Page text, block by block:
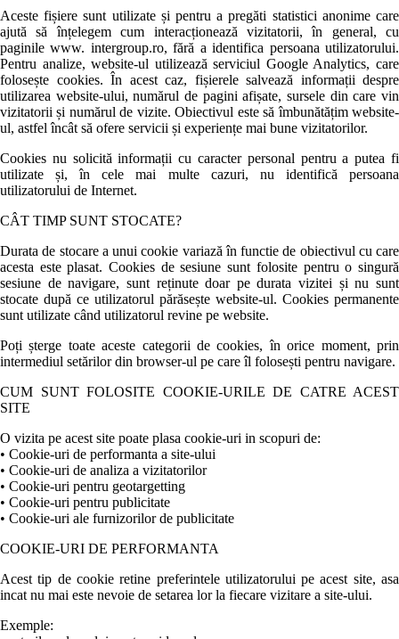
Aceste fișiere sunt utilizate și pentru a pregăti statistici anonime care
ajută să înțelegem cum interacționează vizitatorii, în general, cu
paginile www. intergroup.ro, fără a identifica persoana utilizatorului.
Pentru analize, website-ul utilizează serviciul Google Analytics, care
folosește cookies. În acest caz, fișierele salvează informații despre
utilizarea website-ului, numărul de pagini afișate, sursele din care vin
vizitatorii și numărul de vizite. Obiectivul este să îmbunătățim website-
ul, astfel încât să ofere servicii și experiențe mai bune vizitatorilor.
Cookies nu solicită informații cu caracter personal pentru a putea fi
utilizate și, în cele mai multe cazuri, nu identifică persoana
utilizatorului de Internet.
CÂT TIMP SUNT STOCATE?
Durata de stocare a unui cookie variază în functie de obiectivul cu care
acesta este plasat. Cookies de sesiune sunt folosite pentru o singură
sesiune de navigare, sunt reținute doar pe durata vizitei și nu sunt
stocate după ce utilizatorul părăsește website-ul. Cookies permanente
sunt utilizate când utilizatorul revine pe website.
Poți șterge toate aceste categorii de cookies, în orice moment, prin
intermediul setărilor din browser-ul pe care îl folosești pentru navigare.
CUM SUNT FOLOSITE COOKIE-URILE DE CATRE ACEST
SITE
O vizita pe acest site poate plasa cookie-uri in scopuri de:
• Cookie-uri de performanta a site-ului
• Cookie-uri de analiza a vizitatorilor
• Cookie-uri pentru geotargetting
• Cookie-uri pentru publicitate
• Cookie-uri ale furnizorilor de publicitate
COOKIE-URI DE PERFORMANTA
Acest tip de cookie retine preferintele utilizatorului pe acest site, asa
incat nu mai este nevoie de setarea lor la fiecare vizitare a site-ului.
Exemple: